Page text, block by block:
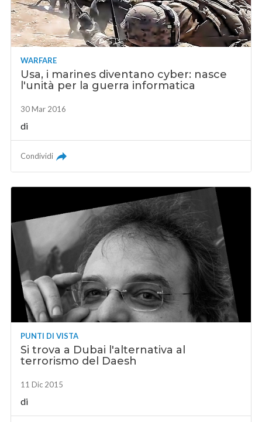
WARFARE
Usa, i marines diventano cyber: nasce
l'unità per la guerra informatica
30 Mar 2016
di
Condividi
PUNTI DI VISTA
Si trova a Dubai l'alternativa al
terrorismo del Daesh
11 Dic 2015
di